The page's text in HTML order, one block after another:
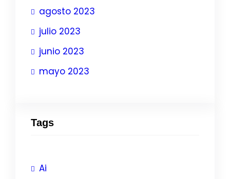
agosto 2023
julio 2023
junio 2023
mayo 2023
Tags
Ai